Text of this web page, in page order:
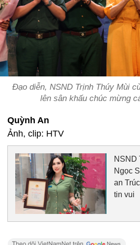
Đạo diễn, NSND Trịnh Thúy Mùi
lên sân khấu chúc mừng
Quỳnh An
Ảnh, clip: HTV
NSND
Ngọc
an
tin vui